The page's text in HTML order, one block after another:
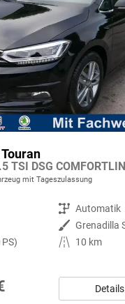
mit Tageszulassung
Getriebe Automatik
Außenfarbe
Kilometerstand
10 km
Details